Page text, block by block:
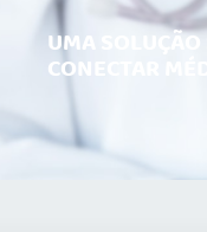
UMA
CONECTAR